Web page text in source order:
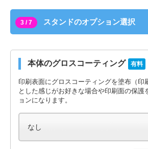
3 / 7 スタンドのオプション選択
本体のグロスコーティング 有料
印刷表面にグロスコーティングを塗布（印
とした感じがお好きな場合や印刷面の保護
ョンになります。